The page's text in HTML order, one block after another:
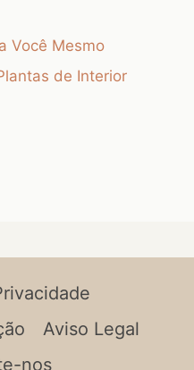
Você Mesmo
de Interior
Aviso Legal
nos